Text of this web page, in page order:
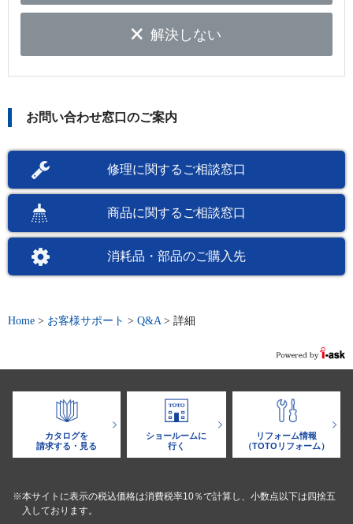
解決しない
お問い合わせ窓口のご案内
修理に関するご相談窓口
商品に関するご相談窓口
消耗品・部品のご購入先
Home > お客様サポート > Q&A > 詳細
カタログを
請求する・見る
ショールームに
行く
リフォーム情報
（TOTOリフォーム）
※本サイトに表示の税込価格は消費税率10％で計算し、小数点以下は四捨五
入しております。